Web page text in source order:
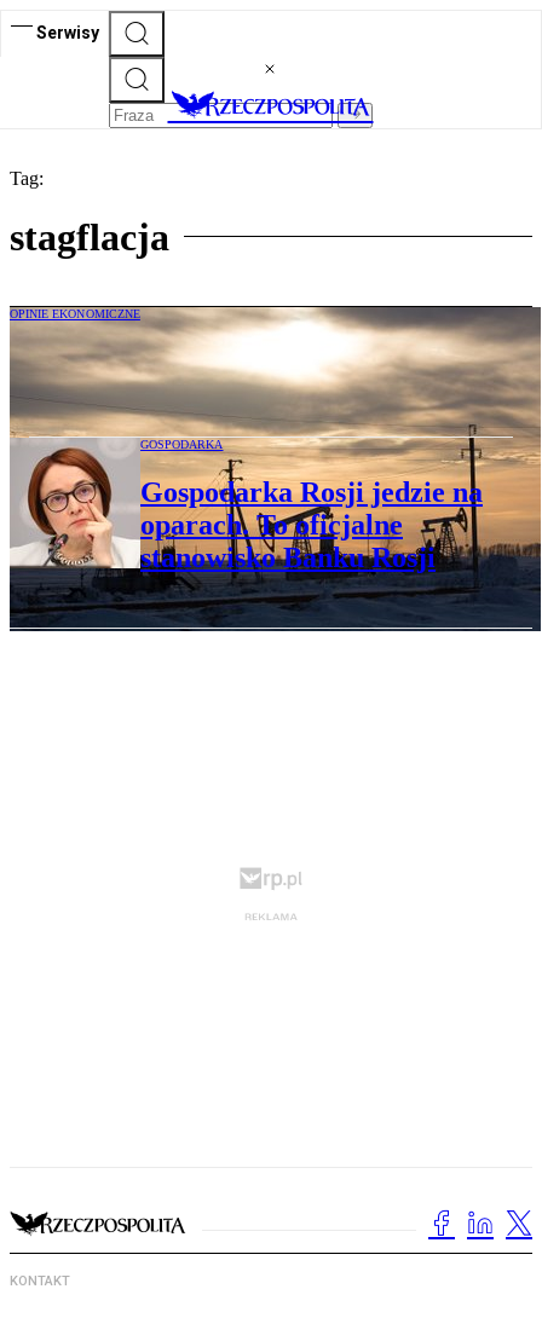
Serwisy
Tag:
stagflacja
OPINIE EKONOMICZNE
Cezary Stypułkowski: Szok energetyczny
w świecie rekordowego długu
GOSPODARKA
Gospodarka Rosji jedzie na
oparach. To oficjalne
stanowisko Banku Rosji
KONTAKT